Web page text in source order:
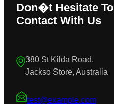
Don�t Hesitate To
Contact With Us
380 St Kilda Road,
Jackso Store, Australia
test@example.com